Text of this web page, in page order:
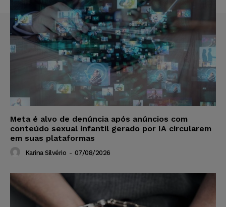
Meta é alvo de denúncia após anúncios com
conteúdo sexual infantil gerado por IA circularem
em suas plataformas
Karina Silvério - 07/08/2026